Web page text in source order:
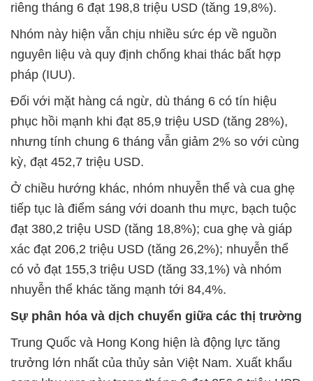
riêng tháng 6 đạt 198,8 triệu USD (tăng 19,8%).
Nhóm này hiện vẫn chịu nhiều sức ép về nguồn
nguyên liệu và quy định chống khai thác bất hợp
pháp (IUU).
Đối với mặt hàng cá ngừ, dù tháng 6 có tín hiệu
phục hồi mạnh khi đạt 85,9 triệu USD (tăng 28%),
nhưng tính chung 6 tháng vẫn giảm 2% so với cùng
kỳ, đạt 452,7 triệu USD.
Ở chiều hướng khác, nhóm nhuyễn thể và cua ghẹ
tiếp tục là điểm sáng với doanh thu mực, bạch tuộc
đạt 380,2 triệu USD (tăng 18,8%); cua ghẹ và giáp
xác đạt 206,2 triệu USD (tăng 26,2%); nhuyễn thể
có vỏ đạt 155,3 triệu USD (tăng 33,1%) và nhóm
nhuyễn thể khác tăng mạnh tới 84,4%.
Sự phân hóa và dịch chuyển giữa các thị trường
Trung Quốc và Hong Kong hiện là động lực tăng
trưởng lớn nhất của thủy sản Việt Nam. Xuất khẩu